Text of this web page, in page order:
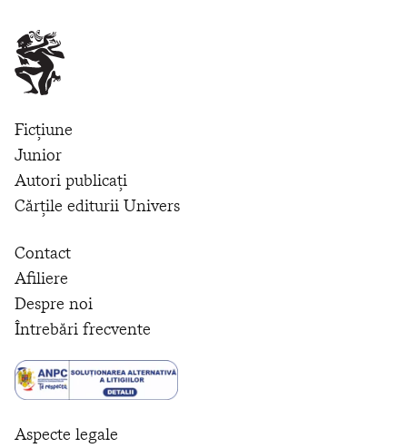
Ficțiune
Junior
Autori publicați
Cărțile editurii Univers
Contact
Afiliere
Despre noi
Întrebări frecvente
Aspecte legale